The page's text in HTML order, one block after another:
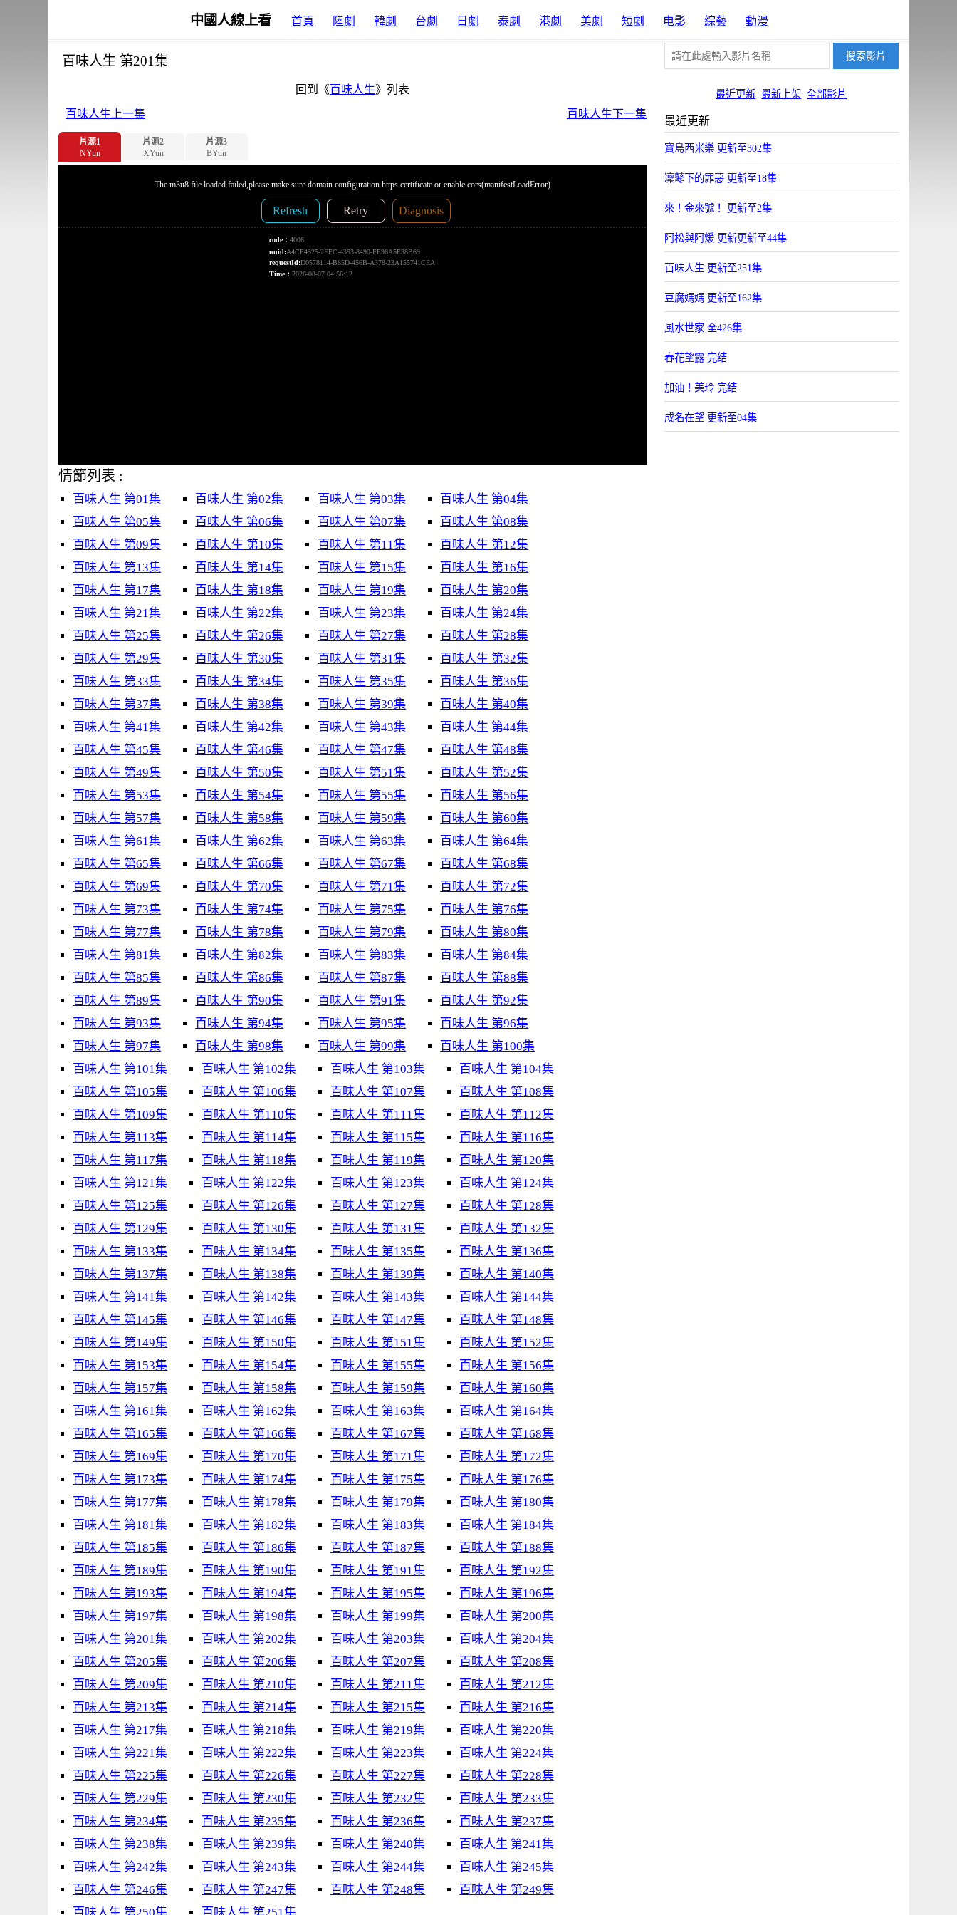
中國人線上看 首頁 陸劇 韓劇 台劇 日劇 泰劇 港劇 美劇 短劇 电影 綜藝 動漫
最近更新 最新上架 全部影片
百味人生 第201集
回到《百味人生》列表
百味人生上一集
百味人生下一集
片源1
NYun
片源2
XYun
片源3
BYun
情節列表 :
百味人生 第01集 百味人生 第02集 百味人生 第03集
百味人生 第04集
百味人生 第05集
百味人生 第06集 百味人生 第07集
百味人生 第08集
百味人生 第09集
百味人生 第10集 百味人生 第11集
百味人生 第12集
百味人生 第13集
百味人生 第14集 百味人生 第15集
百味人生 第16集
百味人生 第17集
百味人生 第18集 百味人生 第19集
百味人生 第20集
百味人生 第21集
百味人生 第22集 百味人生 第23集
百味人生 第24集
百味人生 第25集
百味人生 第26集 百味人生 第27集
百味人生 第28集
百味人生 第29集
百味人生 第30集 百味人生 第31集
百味人生 第32集
百味人生 第33集
百味人生 第34集 百味人生 第35集
百味人生 第36集
百味人生 第37集
百味人生 第38集 百味人生 第39集
百味人生 第40集
百味人生 第41集
百味人生 第42集 百味人生 第43集
百味人生 第44集
百味人生 第45集
百味人生 第46集 百味人生 第47集
百味人生 第48集
百味人生 第49集
百味人生 第50集 百味人生 第51集
百味人生 第52集
百味人生 第53集
百味人生 第54集 百味人生 第55集
百味人生 第56集
百味人生 第57集
百味人生 第58集 百味人生 第59集
百味人生 第60集
百味人生 第61集
百味人生 第62集 百味人生 第63集
百味人生 第64集
百味人生 第65集
百味人生 第66集 百味人生 第67集
百味人生 第68集
百味人生 第69集
百味人生 第70集 百味人生 第71集
百味人生 第72集
百味人生 第73集
百味人生 第74集 百味人生 第75集
百味人生 第76集
百味人生 第77集
百味人生 第78集 百味人生 第79集
百味人生 第80集
百味人生 第81集
百味人生 第82集 百味人生 第83集
百味人生 第84集
百味人生 第85集
百味人生 第86集 百味人生 第87集
百味人生 第88集
百味人生 第89集
百味人生 第90集 百味人生 第91集
百味人生 第92集
百味人生 第93集
百味人生 第94集 百味人生 第95集
百味人生 第96集
百味人生 第97集
百味人生 第98集 百味人生 第99集
百味人生 第100集
百味人生 第101集
百味人生 第102集 百味人生 第103集
百味人生 第104集
百味人生 第105集
百味人生 第106集 百味人生 第107集
百味人生 第108集
百味人生 第109集
百味人生 第110集 百味人生 第111集
百味人生 第112集
百味人生 第113集
百味人生 第114集 百味人生 第115集
百味人生 第116集
百味人生 第117集
百味人生 第118集 百味人生 第119集
百味人生 第120集
百味人生 第121集
百味人生 第122集 百味人生 第123集
百味人生 第124集
百味人生 第125集
百味人生 第126集 百味人生 第127集
百味人生 第128集
百味人生 第129集
百味人生 第130集 百味人生 第131集
百味人生 第132集
百味人生 第133集
百味人生 第134集 百味人生 第135集
百味人生 第136集
百味人生 第137集
百味人生 第138集 百味人生 第139集
百味人生 第140集
百味人生 第141集
百味人生 第142集 百味人生 第143集
百味人生 第144集
百味人生 第145集
百味人生 第146集 百味人生 第147集
百味人生 第148集
百味人生 第149集
百味人生 第150集 百味人生 第151集
百味人生 第152集
百味人生 第153集
百味人生 第154集 百味人生 第155集
百味人生 第156集
百味人生 第157集
百味人生 第158集 百味人生 第159集
百味人生 第160集
百味人生 第161集
百味人生 第162集 百味人生 第163集
百味人生 第164集
百味人生 第165集
百味人生 第166集 百味人生 第167集
百味人生 第168集
百味人生 第169集
百味人生 第170集 百味人生 第171集
百味人生 第172集
百味人生 第173集
百味人生 第174集 百味人生 第175集
百味人生 第176集
百味人生 第177集
百味人生 第178集 百味人生 第179集
百味人生 第180集
百味人生 第181集
百味人生 第182集 百味人生 第183集
百味人生 第184集
百味人生 第185集
百味人生 第186集 百味人生 第187集
百味人生 第188集
百味人生 第189集
百味人生 第190集 百味人生 第191集
百味人生 第192集
百味人生 第193集
百味人生 第194集 百味人生 第195集
百味人生 第196集
百味人生 第197集
百味人生 第198集 百味人生 第199集
百味人生 第200集
百味人生 第201集
百味人生 第202集 百味人生 第203集
百味人生 第204集
百味人生 第205集
百味人生 第206集 百味人生 第207集
百味人生 第208集
百味人生 第209集
百味人生 第210集 百味人生 第211集
百味人生 第212集
百味人生 第213集
百味人生 第214集 百味人生 第215集
百味人生 第216集
百味人生 第217集
百味人生 第218集 百味人生 第219集
百味人生 第220集
百味人生 第221集
百味人生 第222集 百味人生 第223集
百味人生 第224集
百味人生 第225集
百味人生 第226集 百味人生 第227集
百味人生 第228集
百味人生 第229集
百味人生 第230集 百味人生 第232集
百味人生 第233集
百味人生 第234集
百味人生 第235集 百味人生 第236集
百味人生 第237集
百味人生 第238集
百味人生 第239集 百味人生 第240集
百味人生 第241集
百味人生 第242集
百味人生 第243集 百味人生 第244集
百味人生 第245集
百味人生 第246集
百味人生 第247集 百味人生 第248集
百味人生 第249集
最近更新
寶島西米樂 更新至302集
凜鼕下的罪惡 更新至18集
來！金來號！ 更新至2集
阿松與阿煖 更新更新至44集
百味人生 更新至251集
豆腐媽媽 更新至162集
風水世家 全426集
春花望露 完结
加油！美玲 完结
成名在望 更新至04集